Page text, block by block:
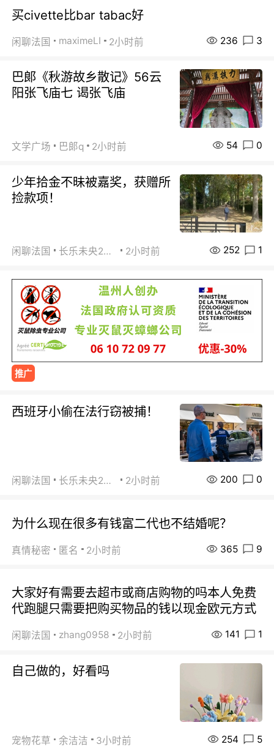
买civette比bar tabac好
闲聊法国 maximeLI 2小时前 236 3
巴郞《秋游故乡散记》56云
阳张飞庙七 谒张飞庙
文学广场 巴郞q 2小时前 54 0
少年拾金不昧被嘉奖，获赠所
捡款项！
闲聊法国 长乐未央2015 2小时前 252 1
推广
西班牙小偷在法行窃被捕！
闲聊法国 长乐未央2015 2小时前 200 0
为什么现在很多有钱富二代也不结婚呢？
真情秘密 匿名 2小时前 365 9
大家好有需要去超市或商店购物的吗本人免费
代跑腿只需要把购买物品的钱以现金欧元方式
闲聊法国 zhang0958 2小时前 141 1
自己做的，好看吗
宠物花草 余洁洁 3小时前 254 5